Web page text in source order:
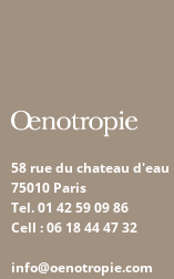
58 rue du chateau d'eau
75010 Paris
Tel. 01 42 59 09 86
Cell : 06 18 44 47 32
info@oenotropie.com